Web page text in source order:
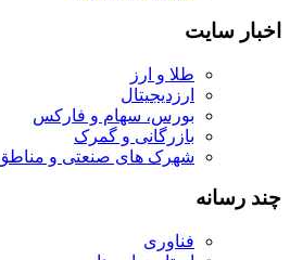
اخبار سایت
طلا و ارز
ارزدیجیتال
بورس، سهام و فارکس
بازرگانی و گمرک
شهرک های صنعتی و مناطق
چند رسانه
فناوری